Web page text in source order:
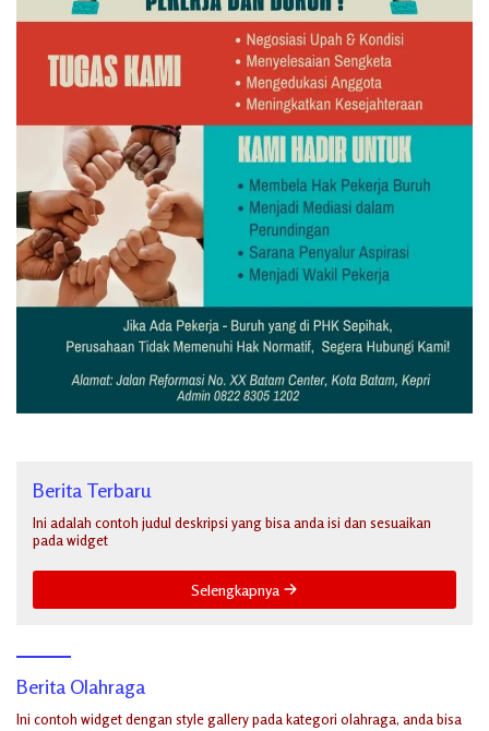
Berita Terbaru
Ini adalah contoh judul deskripsi yang bisa anda isi dan sesuaikan
pada widget
Selengkapnya
Berita Olahraga
Ini contoh widget dengan style gallery pada kategori olahraga, anda bisa